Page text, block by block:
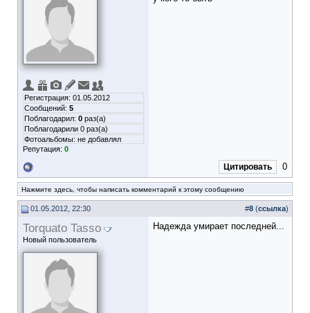
Регистрация: 01.05.2012
Сообщений: 5
Поблагодарил: 0 раз(а)
Поблагодарили 0 раз(а)
Фотоальбомы: не добавлял
Репутация: 0
Цитировать 0
Нажмите здесь, чтобы написать комментарий к этому сообщению
01.05.2012, 22:30 #8 (ссылка)
Torquato Tasso
Новый пользователь
Надежда умирает последней...